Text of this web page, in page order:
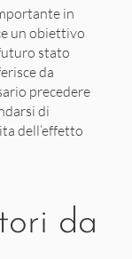
in
un obiettivo
stato
da
precedere
di
dell’effetto
da